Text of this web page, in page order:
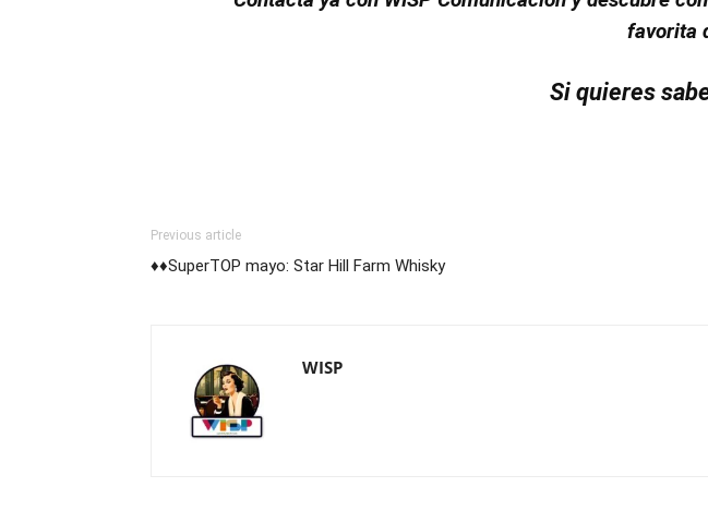
favorita
Si quieres
Previous article
♦♦SuperTOP mayo: Star Hill Farm Whisky
WISP